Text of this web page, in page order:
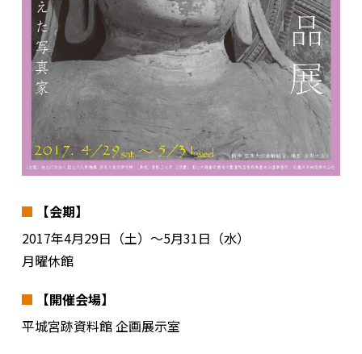
【会期】
2017年4月29日（土）～5月31日（水）
月曜休館
【開催会場】
平城宮跡資料館 企画展示室